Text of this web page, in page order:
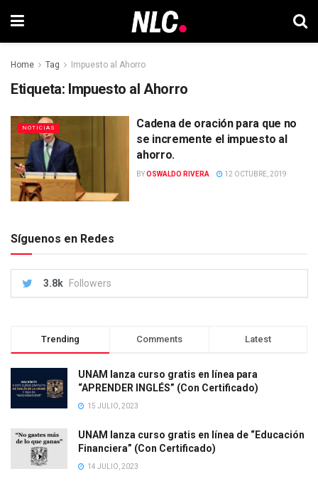
Home Tag Impuesto al Ahorro
Etiqueta: Impuesto al Ahorro
NOTICIAS
Cadena de oración para que no
se incremente el impuesto al
ahorro.
BYOSWALDO RIVERA 12 OCTUBRE, 2019
Síguenos en Redes
3.8k Followers
Trending Comments Latest
UNAM lanza curso gratis en línea para
“APRENDER INGLÉS” (Con Certificado)
15 JULIO, 2023
UNAM lanza curso gratis en línea de “Educación
Financiera” (Con Certificado)
14 JULIO, 2023